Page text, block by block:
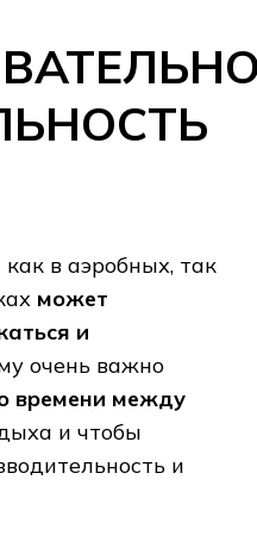
в аэробных, так
может
и
очень важно
времени между
и чтобы
и